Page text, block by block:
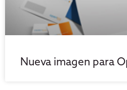
Nueva imagen para